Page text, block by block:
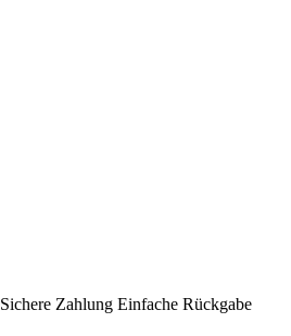
Sichere Zahlung Einfache Rückgabe